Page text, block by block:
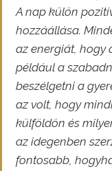
A nap külön
hozzáállása.
az energiát, hogy
például a
beszélgetni a
az volt, hogy
külföldön és
az idegenben
fontosabb,